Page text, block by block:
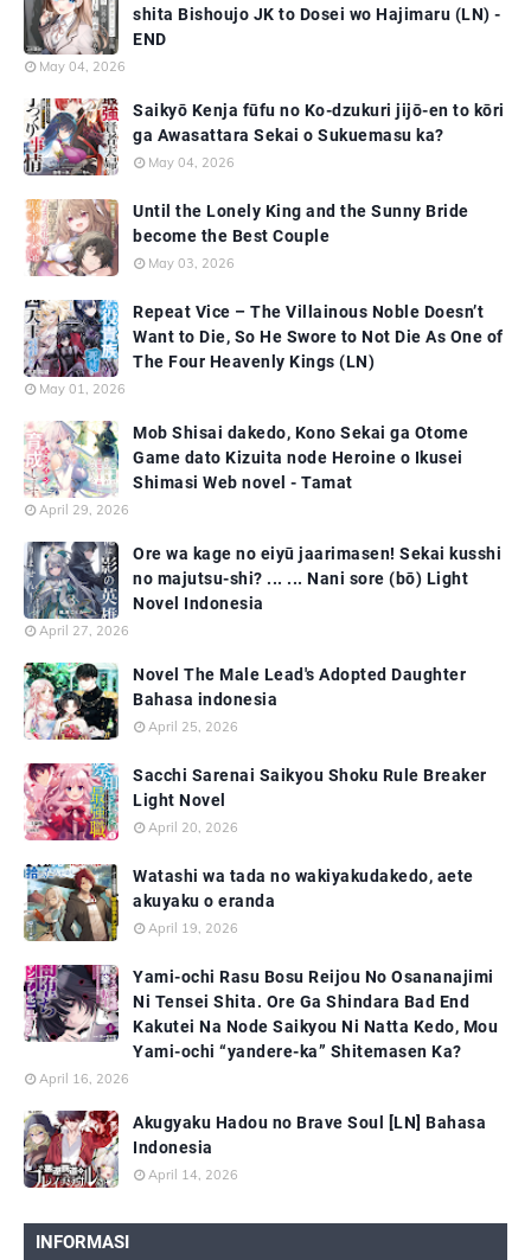
shita Bishoujo JK to Dosei wo Hajimaru (LN) -
END
May 04, 2026
Saikyō Kenja fūfu no Ko-dzukuri jijō-en to kōri
ga Awasattara Sekai o Sukuemasu ka?
May 04, 2026
Until the Lonely King and the Sunny Bride
become the Best Couple
May 03, 2026
Repeat Vice – The Villainous Noble Doesn’t
Want to Die, So He Swore to Not Die As One of
The Four Heavenly Kings (LN)
May 01, 2026
Mob Shisai dakedo, Kono Sekai ga Otome
Game dato Kizuita node Heroine o Ikusei
Shimasi Web novel - Tamat
April 29, 2026
Ore wa kage no eiyū jaarimasen! Sekai kusshi
no majutsu-shi? ... ... Nani sore (bō) Light
Novel Indonesia
April 27, 2026
Novel The Male Lead's Adopted Daughter
Bahasa indonesia
April 25, 2026
Sacchi Sarenai Saikyou Shoku Rule Breaker
Light Novel
April 20, 2026
Watashi wa tada no wakiyakudakedo, aete
akuyaku o eranda
April 19, 2026
Yami-ochi Rasu Bosu Reijou No Osananajimi
Ni Tensei Shita. Ore Ga Shindara Bad End
Kakutei Na Node Saikyou Ni Natta Kedo, Mou
Yami-ochi “yandere-ka” Shitemasen Ka?
April 16, 2026
Akugyaku Hadou no Brave Soul [LN] Bahasa
Indonesia
April 14, 2026
INFORMASI